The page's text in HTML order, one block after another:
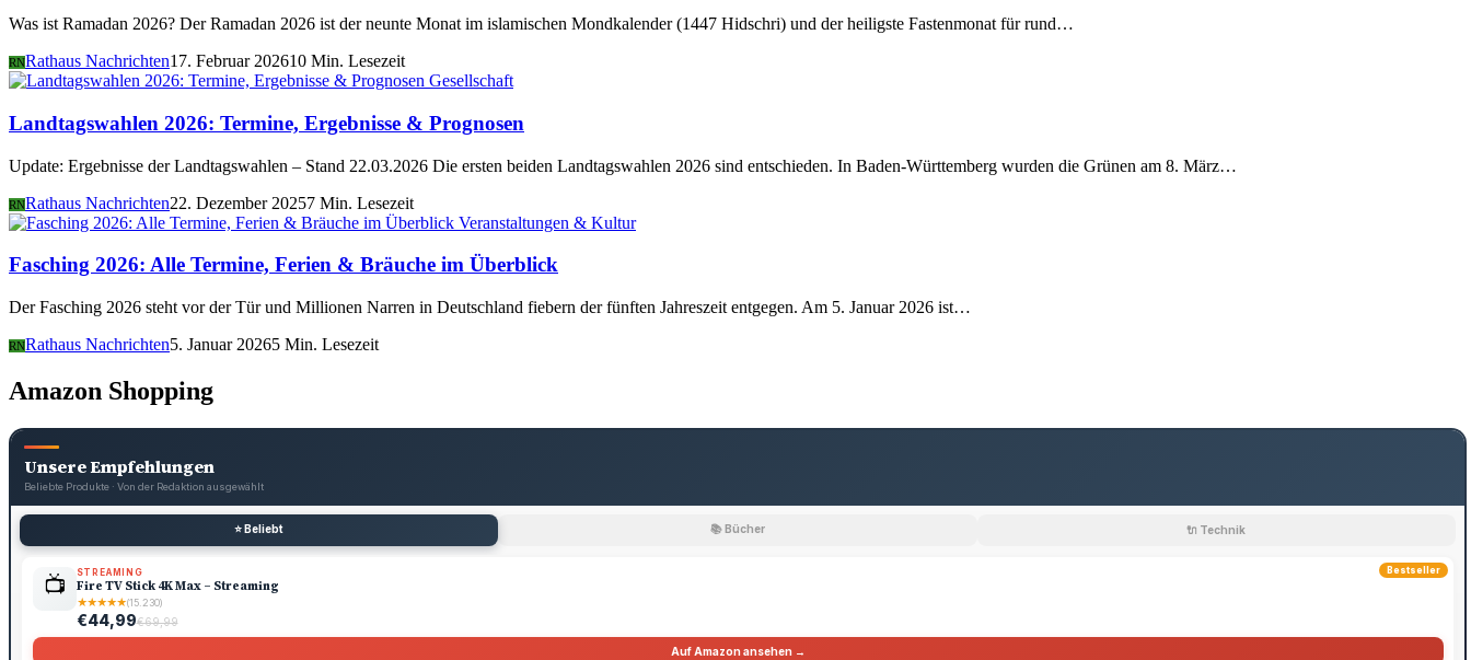
Was ist Ramadan 2026? Der Ramadan 2026 ist der neunte Monat im islamischen Mondkalender (1447 Hidschri) und der heiligste Fastenmonat für rund…
RNRathaus Nachrichten17. Februar 202610 Min. Lesezeit
Gesellschaft
Landtagswahlen 2026: Termine, Ergebnisse & Prognosen
Update: Ergebnisse der Landtagswahlen – Stand 22.03.2026 Die ersten beiden Landtagswahlen 2026 sind entschieden. In Baden-Württemberg wurden die Grünen am 8. März…
RNRathaus Nachrichten22. Dezember 20257 Min. Lesezeit
Veranstaltungen & Kultur
Fasching 2026: Alle Termine, Ferien & Bräuche im Überblick
Der Fasching 2026 steht vor der Tür und Millionen Narren in Deutschland fiebern der fünften Jahreszeit entgegen. Am 5. Januar 2026 ist…
RNRathaus Nachrichten5. Januar 20265 Min. Lesezeit
Amazon Shopping
Unsere Empfehlungen
Beliebte Produkte · Von der Redaktion ausgewählt
⭐ Beliebt 📚 Bücher 🔌 Technik
Bestseller
📺 STREAMING
Fire TV Stick 4K Max – Streaming
★★★★★(15.230)
€44,99€69,99
Auf Amazon ansehen →